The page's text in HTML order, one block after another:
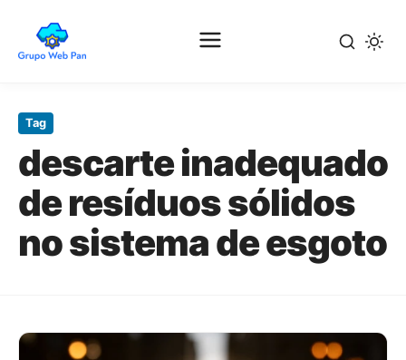
para
conteúdo
Tag
descarte inadequado
de resíduos sólidos
no sistema de esgoto